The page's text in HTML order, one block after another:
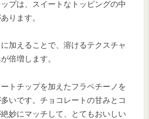
プは、スイートなトッピングの中
ります。
加えることで、溶けるテクスチャ
倍増します。
トチップを加えたフラペチーノを
いです。チョコレートの甘みとコ
妙にマッチして、とてもおいしい